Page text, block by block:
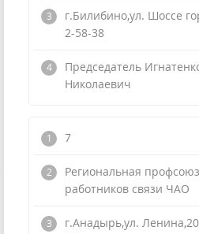
г.Билибино,ул. Шоссе
2-58-38
Председатель
Николаевич
7
Региональная
работников связи ЧАО
г.Анадырь,ул.